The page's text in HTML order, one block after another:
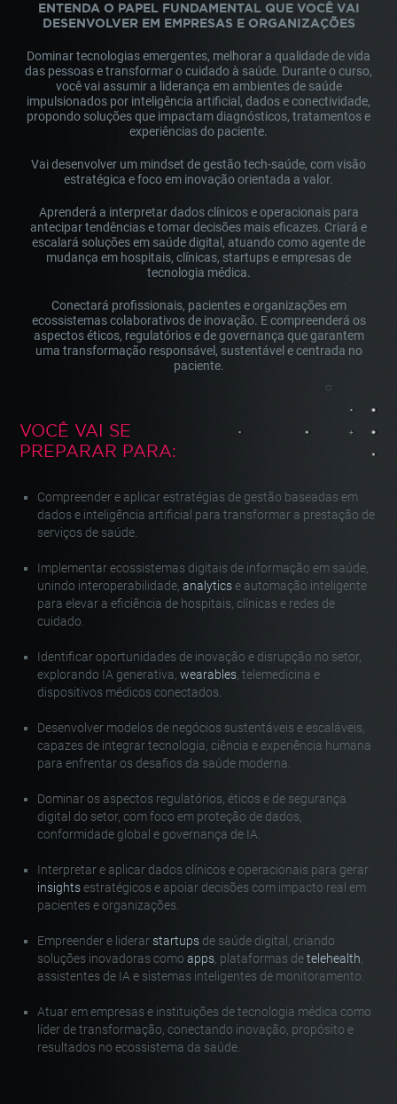
VOCÊ VAI SE
PREPARAR PARA:
Compreender e aplicar estratégias de gestão baseadas em
dados e inteligência artificial para transformar a prestação de
serviços de saúde.
Implementar ecossistemas digitais de informação em saúde,
unindo interoperabilidade,analyticse automação inteligente
para elevar a eficiência de hospitais, clínicas e redes de
cuidado.
Identificar oportunidades de inovação e disrupção no setor,
explorando IA generativa,wearables , telemedicina e
dispositivos médicos conectados.
Desenvolver modelos de negócios sustentáveis e escaláveis,
capazes de integrar tecnologia, ciência e experiência humana
para enfrentar os desafios da saúde moderna.
Dominar os aspectos regulatórios, éticos e de segurança
digital do setor, com foco em proteção de dados,
conformidade global e governança de IA.
Interpretar e aplicar dados clínicos e operacionais para gerar
insightsestratégicos e apoiar decisões com impacto real em
pacientes e organizações.
Empreender e liderar startups de saúde digital, criando
soluções inovadoras comoapps , plataformas detelehealth
assistentes de IA e sistemas inteligentes de monitoramento.
Atuar em empresas e instituições de tecnologia médica como
líder de transformação, conectando inovação, propósito e
resultados no ecossistema da saúde.
ENTENDA O PAPEL FUNDAMENTAL QUE VOCÊ VAI
DESENVOLVER EM EMPRESAS E ORGANIZAÇÕES
Dominar tecnologias emergentes, melhorar a qualidade de vida
das pessoas e transformar o cuidado à saúde. Durante o curso,
você vai assumir a liderança em ambientes de saúde
impulsionados por inteligência artificial, dados e conectividade,
propondo soluções que impactam diagnósticos, tratamentos e
experiências do paciente.
Vai desenvolver um mindset de gestão tech-saúde, com visão
estratégica e foco em inovação orientada a valor.
Aprenderá a interpretar dados clínicos e operacionais para
antecipar tendências e tomar decisões mais eficazes. Criará e
escalará soluções em saúde digital, atuando como agente de
mudança em hospitais, clínicas, startupse empresas de
tecnologia médica.
Conectará profissionais, pacientes e organizações em
ecossistemas colaborativos de inovação. E compreenderá os
aspectos éticos, regulatórios e de governança que garantem
uma transformação responsável, sustentável e centrada no
paciente.